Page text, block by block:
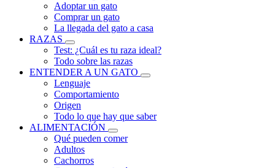
Adoptar un gato
Comprar un gato
La llegada del gato a casa
RAZAS
Test: ¿Cuál es tu raza ideal?
Todo sobre las razas
ENTENDER A UN GATO
Lenguaje
Comportamiento
Origen
Todo lo que hay que saber
ALIMENTACIÓN
Qué pueden comer
Adultos
Cachorros